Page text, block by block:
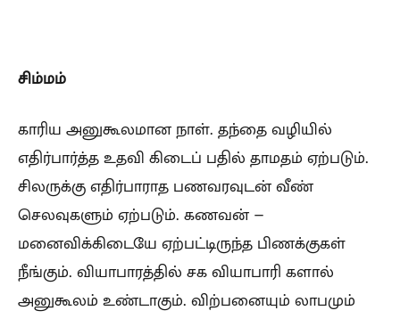
சிம்மம்
காரிய அனுகூலமான நாள். தந்தை வழியில்
எதிர்பார்த்த உதவி கிடைப் பதில் தாமதம் ஏற்படும்.
சிலருக்கு எதிர்பாராத பணவரவுடன் வீண்
செலவுகளும் ஏற்படும். கணவன் –
மனைவிக்கிடையே ஏற்பட்டிருந்த பிணக்குகள்
நீங்கும். வியாபாரத்தில் சக வியாபாரி களால்
அனுகூலம் உண்டாகும். விற்பனையும் லாபமும்